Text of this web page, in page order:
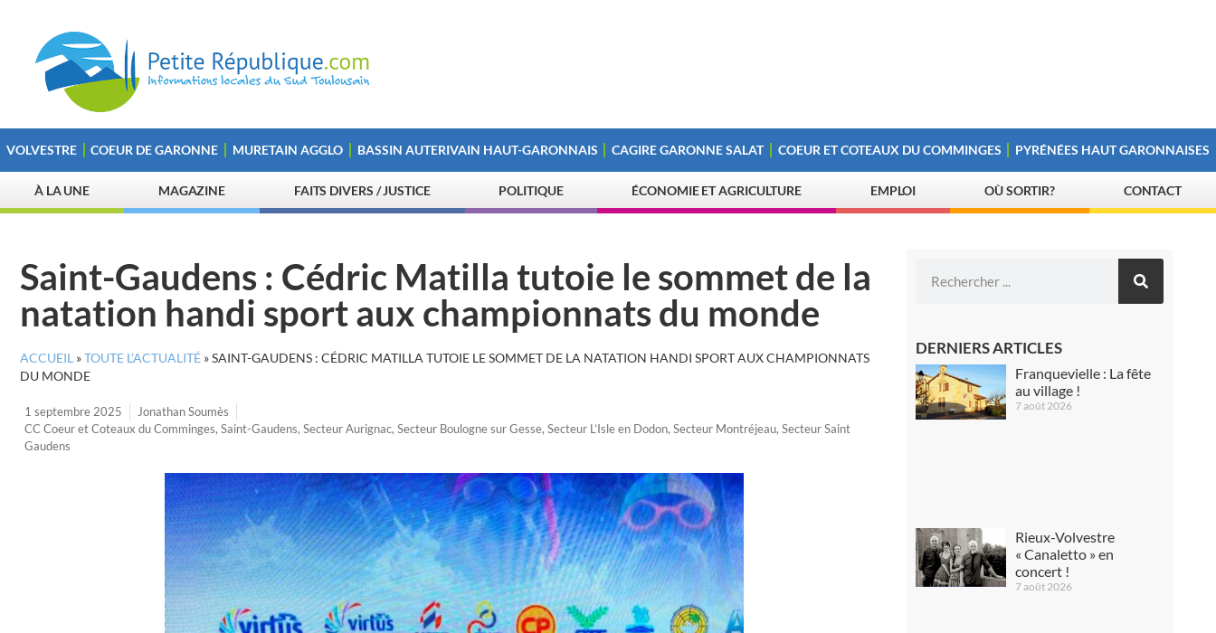
VOLVESTRE COEUR DE GARONNE MURETAIN AGGLO BASSIN AUTERIVAIN HAUT-GARONNAIS CAGIRE GARONNE SALAT COEUR ET COTEAUX DU COMMINGES PYRÉNÉES HAUT GARONNAISES
À LA UNE MAGAZINE FAITS DIVERS / JUSTICE POLITIQUE ÉCONOMIE ET AGRICULTURE EMPLOI OÙ SORTIR? CONTACT
Saint-Gaudens : Cédric Matilla tutoie le sommet de la
natation handi sport aux championnats du monde
ACCUEIL »TOUTE L’ACTUALITÉ »SAINT-GAUDENS : CÉDRIC MATILLA TUTOIE LE SOMMET DE LA NATATION HANDI SPORT AUX CHAMPIONNATS
DU MONDE
1 septembre 2025
Jonathan Soumès
CC Coeur et Coteaux du Comminges, Saint-Gaudens, Secteur Aurignac, Secteur Boulogne sur Gesse, Secteur L’Isle en Dodon, Secteur Montréjeau, Secteur Saint
Gaudens
DERNIERS ARTICLES
Franquevielle : La fête
au village !
7 août 2026
Rieux-Volvestre
« Canaletto » en
concert !
7 août 2026